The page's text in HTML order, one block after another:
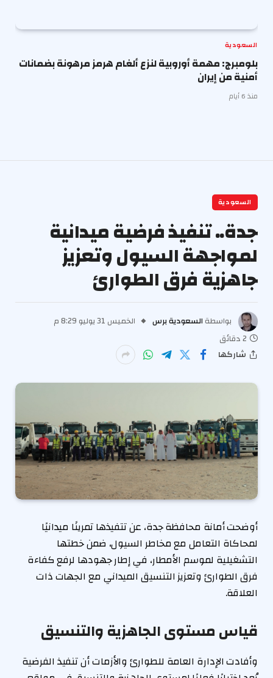
السعودية
بلومبرج: مهمة أوروبية لنزع ألغام هرمز مرهونة بضمانات
أمنية من إيران
منذ 6 أيام
السعودية
جدة.. تنفيذ فرضية ميدانية
لمواجهة السيول وتعزيز
جاهزية فرق الطوارئ
بواسطة السعودية برس
الخميس 31 يوليو 8:29 م
2 دقائق
شاركها
أوضحت أمانة محافظة جدة، عن تتفيذها تمرينًا ميدانيًا
لمحاكاة التعامل مع مخاطر السيول، ضمن خطتها
التشغيلية لموسم الأمطار، في إطار جهودها لرفع كفاءة
فرق الطوارئ وتعزيز التنسيق الميداني مع الجهات ذات
العلاقة.
قياس مستوى الجاهزية والتنسيق
وأفادت الإدارة العامة للطوارئ والأزمات أن تنفيذ الفرضية